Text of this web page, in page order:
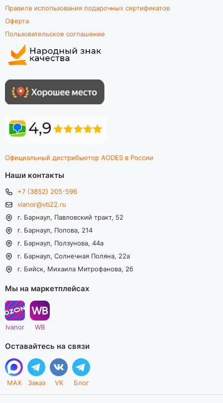
Правила использования подарочных сертификатов
Оферта
Пользовательское соглашение
Официальный дистрибьютор AODES в России
Наши контакты
+7 (3852) 205-596
vianor@vb22.ru
г. Барнаул, Павловский тракт, 52
г. Барнаул, Попова, 214
г. Барнаул, Ползунова, 44а
г. Барнаул, Солнечная Поляна, 22а
г. Бийск, Михаила Митрофанова, 2б
Мы на маркетплейсах
Ivanor WB
Оставайтесь на связи
MAX Заказ VK Блог